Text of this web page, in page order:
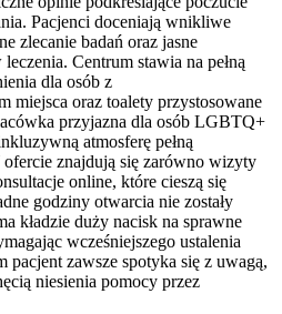
Pacjenci doceniają wnikliwe
zlecanie badań oraz jasne
Centrum stawia na pełną
dla osób z
miejsca oraz toalety przystosowane
przyjazna dla osób LGBTQ+
atmosferę pełną
znajdują się zarówno wizyty
online, które cieszą się
godziny otwarcia nie zostały
kładzie duży nacisk na sprawne
wcześniejszego ustalenia
zawsze spotyka się z uwagą,
niesienia pomocy przez